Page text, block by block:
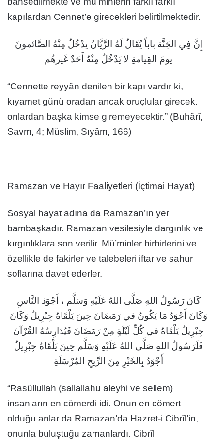
kapılardan Cennet’e girecekleri belirtilmektedir.
إِنَّ فِي الجَنَّة باباً يُقَالُ لَهُ الرَّيَّانُ يدْخُلُ مِنْهُ الصَّائمونَ
يومَ القِيامةِ لا يَدْخُلُ مِنْهُ أَحَدٌ غَيرهُم
“Cennette reyyân denilen bir kapı vardır ki,
kıyamet günü oradan ancak oruçlular girecek,
onlardan başka kimse giremeyecektir.” (Buhârî,
Savm, 4; Müslim, Sıyâm, 166)
Ramazan ve Hayır Faaliyetleri (İçtimai Hayat)
Sosyal hayat adına da Ramazan’ın yeri
bambaşkadır. Ramazan vesilesiyle dargınlık ve
kırgınlıklara son verilir. Mü’minler birbirlerini ve
özellikle de fakirler ve talebeleri iftar ve sahur
soflarına davet ederler.
كَانَ رَسُولُ اللهِ صَلَّى اللهُ عَلَيْهِ وَسَلَّم ، أَجْوَدَ النَّاسِ
وَكَانَ أَجْوَدُ مَا يَكُونُ في رَمَضَانَ حِينَ يَلْقَاهُ جِبْرِيلُ وَكَانَ
جِبْرِيلُ يَلْقَاهُ في كُلِّ لَيْلَةٍ مِنْ رَمَضَانَ فَيُدَارِسُهُ القُرْآنَ
فَلَرَسُولُ اللهِ صَلَّى اللهُ عَلَيْهِ وَسَلَّم حِينَ يَلْقَاهُ جِبْرِيلُ
أَجْوَدُ بِالخَيْرِ مِنَ الرِّيحِ المُرْسَلَةِ
“Rasüllullah (sallallahu aleyhi ve sellem)
insanların en cömerdi idi. Onun en cömert
olduğu anlar da Ramazan’da Hazret-i Cibrîl’in,
onunla buluştuğu zamanlardı. Cibrîl